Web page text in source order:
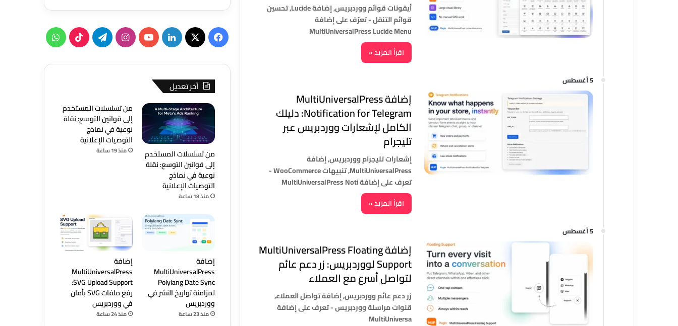
أيقونات قوائم ووردبريس, إضافة Lucide, تحسين
قوائم التنقل - تعرّف على إضافة
MultiUniversalPress Lucide Menu
اقرأ المزيد »
5 أغسطس
إضافة MultiUniversalPress
Notification for Telegram: دليلك
الكامل لإشعارات ووردبريس عبر
تليجرام
إشعارات تليجرام ووردبريس, إضافة
MultiUniversalPress, تنبيهات WooCommerce -
تعرف على إضافة MultiUniversalPress Noti
اقرأ المزيد »
5 أغسطس
إضافة MultiUniversalPress Floating
Support لووردبريس: زر دعم عائم
لتواصل أسرع مع العملاء
زر دعم عائم ووردبريس, إضافة تواصل العملاء,
قنوات مراسلة ووردبريس - تعرف على إضافة
MultiUniversa
فيسبوك
‫X لينكدإن‫YouTubeانستقرامتيلقرام‫TikTokواتساب
آخر تعديل
من تسلسلات المستخدم
إلى قوانين التوسع: نقلة
نوعية في نماذج
التوصيات الإعلانية
منذ 18 ساعة
من تسلسلات المستخدم
إلى قوانين التوسع: نقلة
نوعية في نماذج
التوصيات الإعلانية
منذ 19 ساعة
إضافة
MultiUniversalPress
Polylang Date Sync
لمزامنة تواريخ النشر في
ووردبريس
منذ 23 ساعة
إضافة
MultiUniversalPress
SVG Upload Support:
رفع ملفات SVG بأمان
في ووردبريس
منذ 24 ساعة